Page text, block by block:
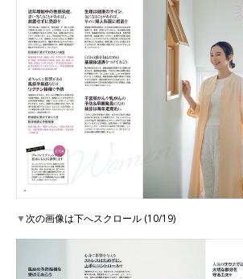
▼次の画像は下へスクロール (10/19)